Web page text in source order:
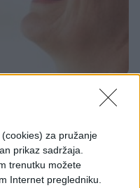
za pružanje
prikaz sadržaja.
trenutku možete
Internet pregledniku.